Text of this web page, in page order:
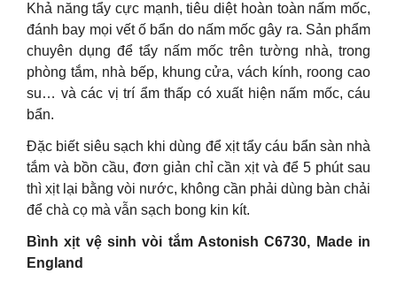
Khả năng tẩy cực mạnh, tiêu diệt hoàn toàn nấm mốc,
đánh bay mọi vết ố bẩn do nấm mốc gây ra. Sản phẩm
chuyên dụng để tẩy nấm mốc trên tường nhà, trong
phòng tắm, nhà bếp, khung cửa, vách kính, roong cao
su… và các vị trí ẩm thấp có xuất hiện nấm mốc, cáu
bẩn.
Đặc biết siêu sạch khi dùng để xịt tẩy cáu bẩn sàn nhà
tắm và bồn cầu, đơn giản chỉ cần xịt và để 5 phút sau
thì xịt lại bằng vòi nước, không cần phải dùng bàn chải
để chà cọ mà vẫn sạch bong kin kít.
Bình xịt vệ sinh vòi tắm Astonish C6730, Made in
England